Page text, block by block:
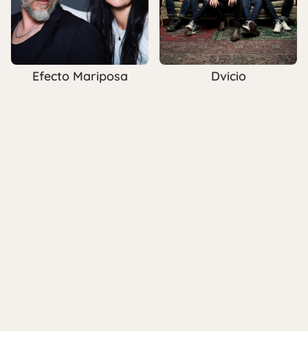
Efecto Mariposa Dvicio